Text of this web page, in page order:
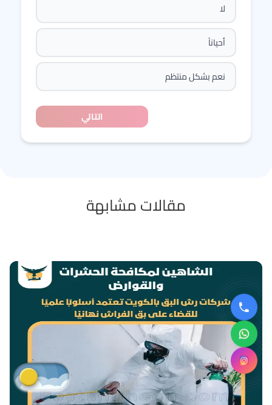
لا
أحياناً
نعم بشكل منتظم
التالي
مقالات مشابهة